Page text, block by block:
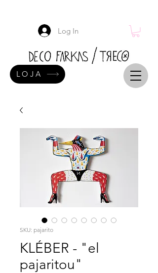
Log In
LOJA
SKU: pajarito
KLÉBER - "el
pajaritou"